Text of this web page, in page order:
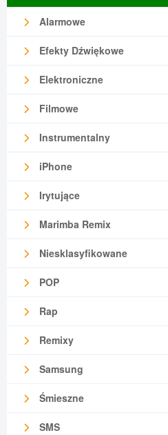
Alarmowe
Efekty Dźwiękowe
Elektroniczne
Filmowe
Instrumentalny
iPhone
Irytujące
Marimba Remix
Niesklasyfikowane
POP
Rap
Remixy
Samsung
Śmieszne
SMS